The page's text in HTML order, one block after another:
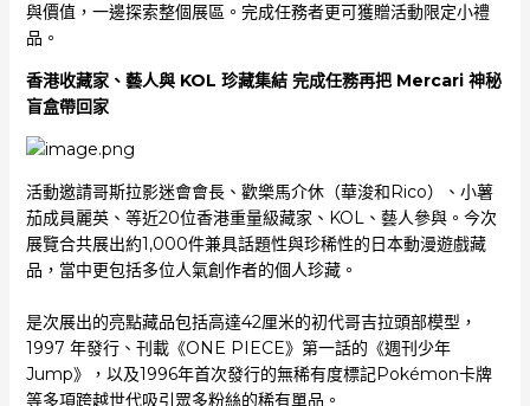
與價值，一邊探索整個展區。完成任務者更可獲贈活動限定小禮
品。
香港收藏家、藝人與KOL 珍藏集結 完成任務再把Mercari 神秘
盲盒帶回家
活動邀請哥斯拉影迷會會長、歡樂馬介休（華浚和Rico）、小薯
茄成員麗英、等近20位香港重量級藏家、KOL、藝人參與。今次
展覽合共展出約1,000件兼具話題性與珍稀性的日本動漫遊戲藏
品，當中更包括多位人氣創作者的個人珍藏。
是次展出的亮點藏品包括高達42厘米的初代哥吉拉頭部模型，
1997 年發行、刊載《ONE PIECE》第一話的《週刊少年
Jump》，以及1996年首次發行的無稀有度標記Pokémon卡牌
等多項跨越世代吸引眾多粉絲的稀有單品。